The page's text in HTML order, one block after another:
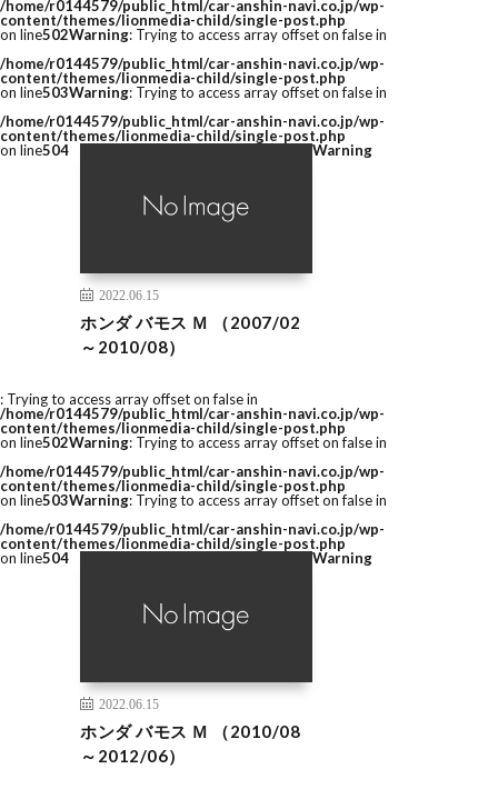
/home/r0144579/public_html/car-anshin-navi.co.jp/wp-
content/themes/lionmedia-child/single-post.php
on line502Warning: Trying to access array offset on false in
/home/r0144579/public_html/car-anshin-navi.co.jp/wp-
content/themes/lionmedia-child/single-post.php
on line503Warning: Trying to access array offset on false in
/home/r0144579/public_html/car-anshin-navi.co.jp/wp-
content/themes/lionmedia-child/single-post.php
on line504
2022.06.15
ホンダ バモス Ｍ （2007/02
～2010/08）
Warning
: Trying to access array offset on false in
/home/r0144579/public_html/car-anshin-navi.co.jp/wp-
content/themes/lionmedia-child/single-post.php
on line502Warning: Trying to access array offset on false in
/home/r0144579/public_html/car-anshin-navi.co.jp/wp-
content/themes/lionmedia-child/single-post.php
on line503Warning: Trying to access array offset on false in
/home/r0144579/public_html/car-anshin-navi.co.jp/wp-
content/themes/lionmedia-child/single-post.php
on line504
2022.06.15
ホンダ バモス Ｍ （2010/08
～2012/06）
Warning